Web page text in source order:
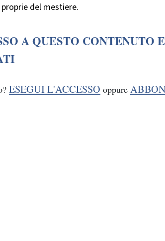
del mestiere.
A QUESTO CONTENUTO
ESEGUI L'ACCESSO oppure